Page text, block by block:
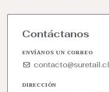
Contáctanos
ENVÍANOS UN CORREO
contacto@suretail.cl
DIRECCIÓN